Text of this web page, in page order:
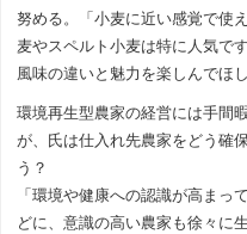
努める。「小麦に近い感覚で使
麦やスペルト小麦は特に人気で
風味の違いと魅力を楽しんでほし
環境再生型農家の経営には手間
が、氏は仕入れ先農家をどう確
う？
「環境や健康への認識が高まっ
どに、意識の高い農家も徐々に